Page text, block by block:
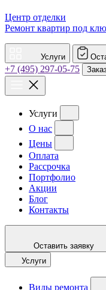
Центр отделки
Ремонт квартир под
Услуги
+7 (495) 297-05-75
Услуги
О нас
Цены
Оплата
Рассрочка
Портфолио
Акции
Блог
Контакты
Оставить заявку
Услуги
Виды ремонта